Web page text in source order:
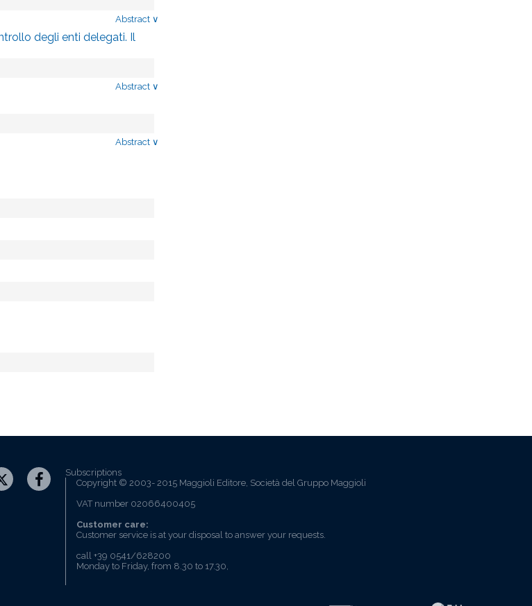
Abstract ∨
degli enti delegati. Il
Abstract ∨
Abstract ∨
Subscriptions
Copyright © 2003- 2015 Maggioli Editore, Società del Gruppo Maggioli
VAT number 02066400405
Customer care:
Customer service is at your disposal to answer your requests.
call +39 0541/628200
Monday to Friday, from 8.30 to 17.30,